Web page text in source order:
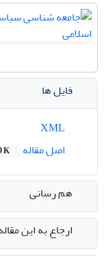
فایل ها
اصل مقاله
K
هم رسانی
ارجاع به این